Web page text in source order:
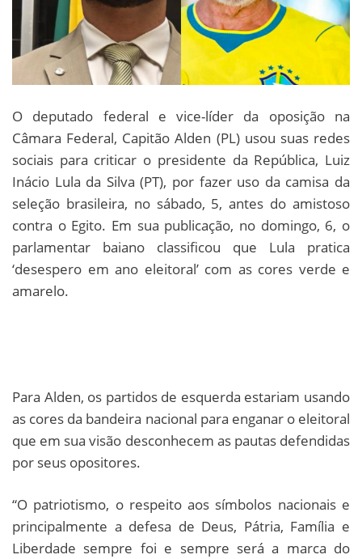
O deputado federal e vice-líder da oposição na
Câmara Federal, Capitão Alden (PL) usou suas redes
sociais para criticar o presidente da República, Luiz
Inácio Lula da Silva (PT), por fazer uso da camisa da
seleção brasileira, no sábado, 5, antes do amistoso
contra o Egito. Em sua publicação, no domingo, 6, o
parlamentar baiano classificou que Lula pratica
‘desespero em ano eleitoral’ com as cores verde e
amarelo.
Para Alden, os partidos de esquerda estariam usando
as cores da bandeira nacional para enganar o eleitoral
que em sua visão desconhecem as pautas defendidas
por seus opositores.
“O patriotismo, o respeito aos símbolos nacionais e
principalmente a defesa de Deus, Pátria, Família e
Liberdade sempre foi e sempre será a marca do